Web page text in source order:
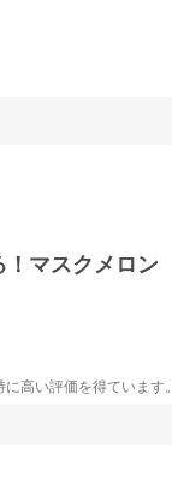
マスクメロン
高い評価を得ています。